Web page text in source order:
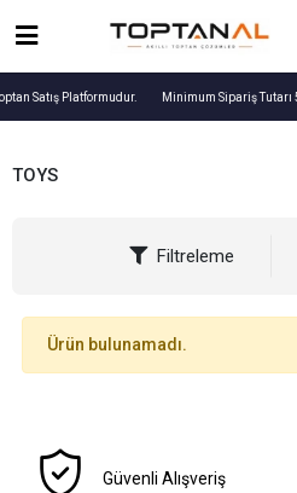
Satış Platformudur. Minimum Sipariş Tutarı
TOYS
Filtreleme
Ürün bulunamadı.
Güvenli Alışveriş